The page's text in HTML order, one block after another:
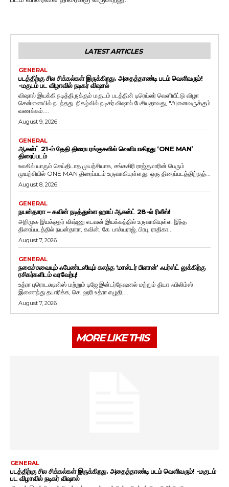
LATEST ARTICLES
GENERAL
படத்திற்கு சில சிக்கல்கள் இருக்கிறது. அதைத்தாண்டி படம் வெளிவரும்!
-மகுடம் பட விழாவில் நடிகர் விஷால்
விஷால் இயக்கி நடித்திருக்கும் மகுடம் படத்தின் டிரெய்லர் வெளியீட்டு விழா
சென்னையில் நடந்தது. நிகழ்வில் நடிகர் விஷால் பேசியதாவது, "அனைவருக்கும்
வணக்கம்....
August 9, 2026
GENERAL
ஆகஸ்ட் 21-ம் தேதி திரையரங்குகளில் வெளியாகிறது ‘ONE MAN’
திரைப்படம்
உலகில் யாரும் செய்திடாத முயற்சியாக, சங்ககிரி ராஜ்குமாரின் பெரும்
முயற்சியில் ONE MAN திரைப்படம் உருவாகியுள்ளது. ஒரு திரைப்படத்திற்குத்...
August 8, 2026
GENERAL
நயன்தாரா – கவின் நடித்துள்ள ஹாய் ஆகஸ்ட் 28-ல் ரிலீஸ்!
அறிமுக இயக்குநர் விஷ்ணு எடவன் இயக்கத்தில் உருவாகியுள்ள இந்த
திரைப்படத்தில் நயன்தாரா, கவின், கே. பாக்யராஜ், பிரபு, ராதிகா...
August 7, 2026
GENERAL
நகைச்சுவையும் ஃபேண்டஸியும் கலந்த ‘மாஸ்டர் பிளான்’ ஃபர்ஸ்ட் லுக்கிற்கு
ரசிகர்களிடம் வரவேற்பு!
உத்ரா புரொடக்ஷன்ஸ் மற்றும் டிஜே இன்டர்நேஷனல் மற்றும் தியா ஃபிலிம்ஸ்
இணைந்து தயாரிக்க, செ. ஹரி உத்ரா எழுதி,...
August 7, 2026
MORE LIKE THIS
GENERAL
படத்திற்கு சில சிக்கல்கள் இருக்கிறது. அதைத்தாண்டி படம் வெளிவரும்! -மகுடம்
பட விழாவில் நடிகர் விஷால்